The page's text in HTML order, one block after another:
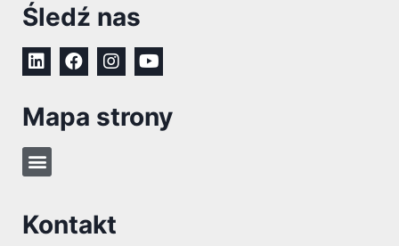
Śledź nas
Mapa strony
Kontakt